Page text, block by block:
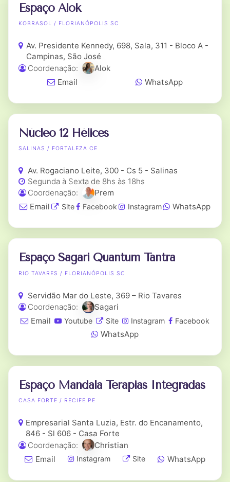
Espaço Alok
KOBRASOL / FLORIANÓPOLIS SC
Av. Presidente Kennedy, 698, Sala, 311 - Bloco A -
Campinas, São José
Coordenação:
Alok
Email
WhatsApp
Núcleo 12 Hélices
SALINAS / FORTALEZA CE
Av. Rogaciano Leite, 300 - Cs 5 - Salinas
Segunda à Sexta de 8hs às 18hs
Coordenação:
Prem
Email
Site Facebook Instagram WhatsApp
Espaço Sagari Quantum Tantra
RIO TAVARES / FLORIANÓPOLIS SC
Servidão Mar do Leste, 369 – Rio Tavares
Coordenação:
Sagari
Email
Youtube Site Instagram Facebook
WhatsApp
Espaço Mandala Terapias Integradas
CASA FORTE / RECIFE PE
Empresarial Santa Luzia, Estr. do Encanamento,
846 - Sl 606 - Casa Forte
Coordenação:
Christian
Email
Instagram Site WhatsApp